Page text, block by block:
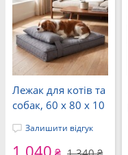
Лежак для котів та
собак, 60 x 80 x 10
чохлом на
блискавці, сірий,
Залишити відгук
1 040